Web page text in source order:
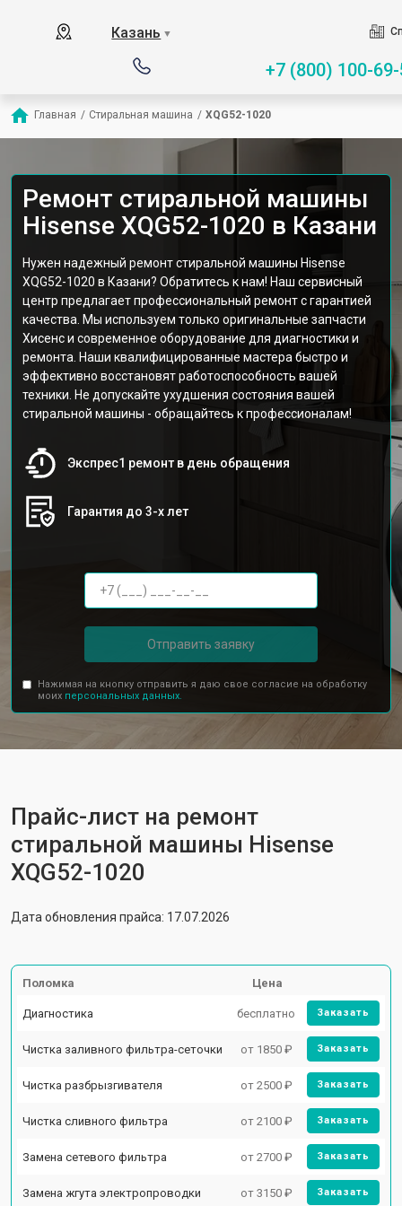
Казань ▼
+7 (800) 100-
Главная / Стиральная машина / XQG52-1020
Ремонт стиральной машины
Hisense XQG52-1020 в Казани
Нужен надежный ремонт стиральной машины Hisense
XQG52-1020 в Казани? Обратитесь к нам! Наш сервисный
центр предлагает профессиональный ремонт с гарантией
качества. Мы используем только оригинальные запчасти
Хисенс и современное оборудование для диагностики и
ремонта. Наши квалифицированные мастера быстро и
эффективно восстановят работоспособность вашей
техники. Не допускайте ухудшения состояния вашей
стиральной машины - обращайтесь к профессионалам!
Экспрес1 ремонт в день обращения
Гарантия до 3-х лет
Отправить заявку
Нажимая на кнопку отправить я даю свое согласие на обработку
моих персональных данных.
Прайс-лист на ремонт
стиральной машины Hisense
XQG52-1020
Дата обновления прайса: 17.07.2026
Поломка Цена
Диагностика бесплатно Заказать
Чистка заливного фильтра-сеточки от 1850 ₽ Заказать
Чистка разбрызгивателя от 2500 ₽ Заказать
Чистка сливного фильтра от 2100 ₽ Заказать
Замена сетевого фильтра от 2700 ₽ Заказать
Замена жгута электропроводки от 3150 ₽ Заказать